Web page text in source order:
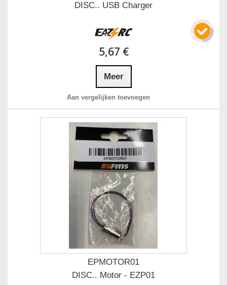
DISC.. USB Charger
5,67 €
Meer
Aan vergelijken toevoegen
EPMOTOR01
DISC.. Motor - EZP01